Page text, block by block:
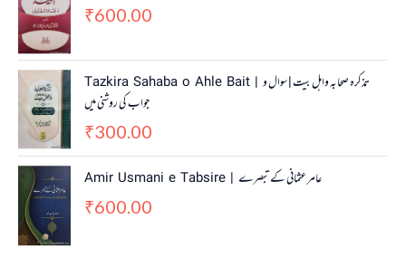
₹600.00
Tazkira Sahaba o Ahle Bait | تذکرہ صحابہ واہل بیت | سوال و
جواب کی روشنی میں
₹300.00
Amir Usmani e Tabsire | عامر عثمانی کے تبصرے
₹600.00